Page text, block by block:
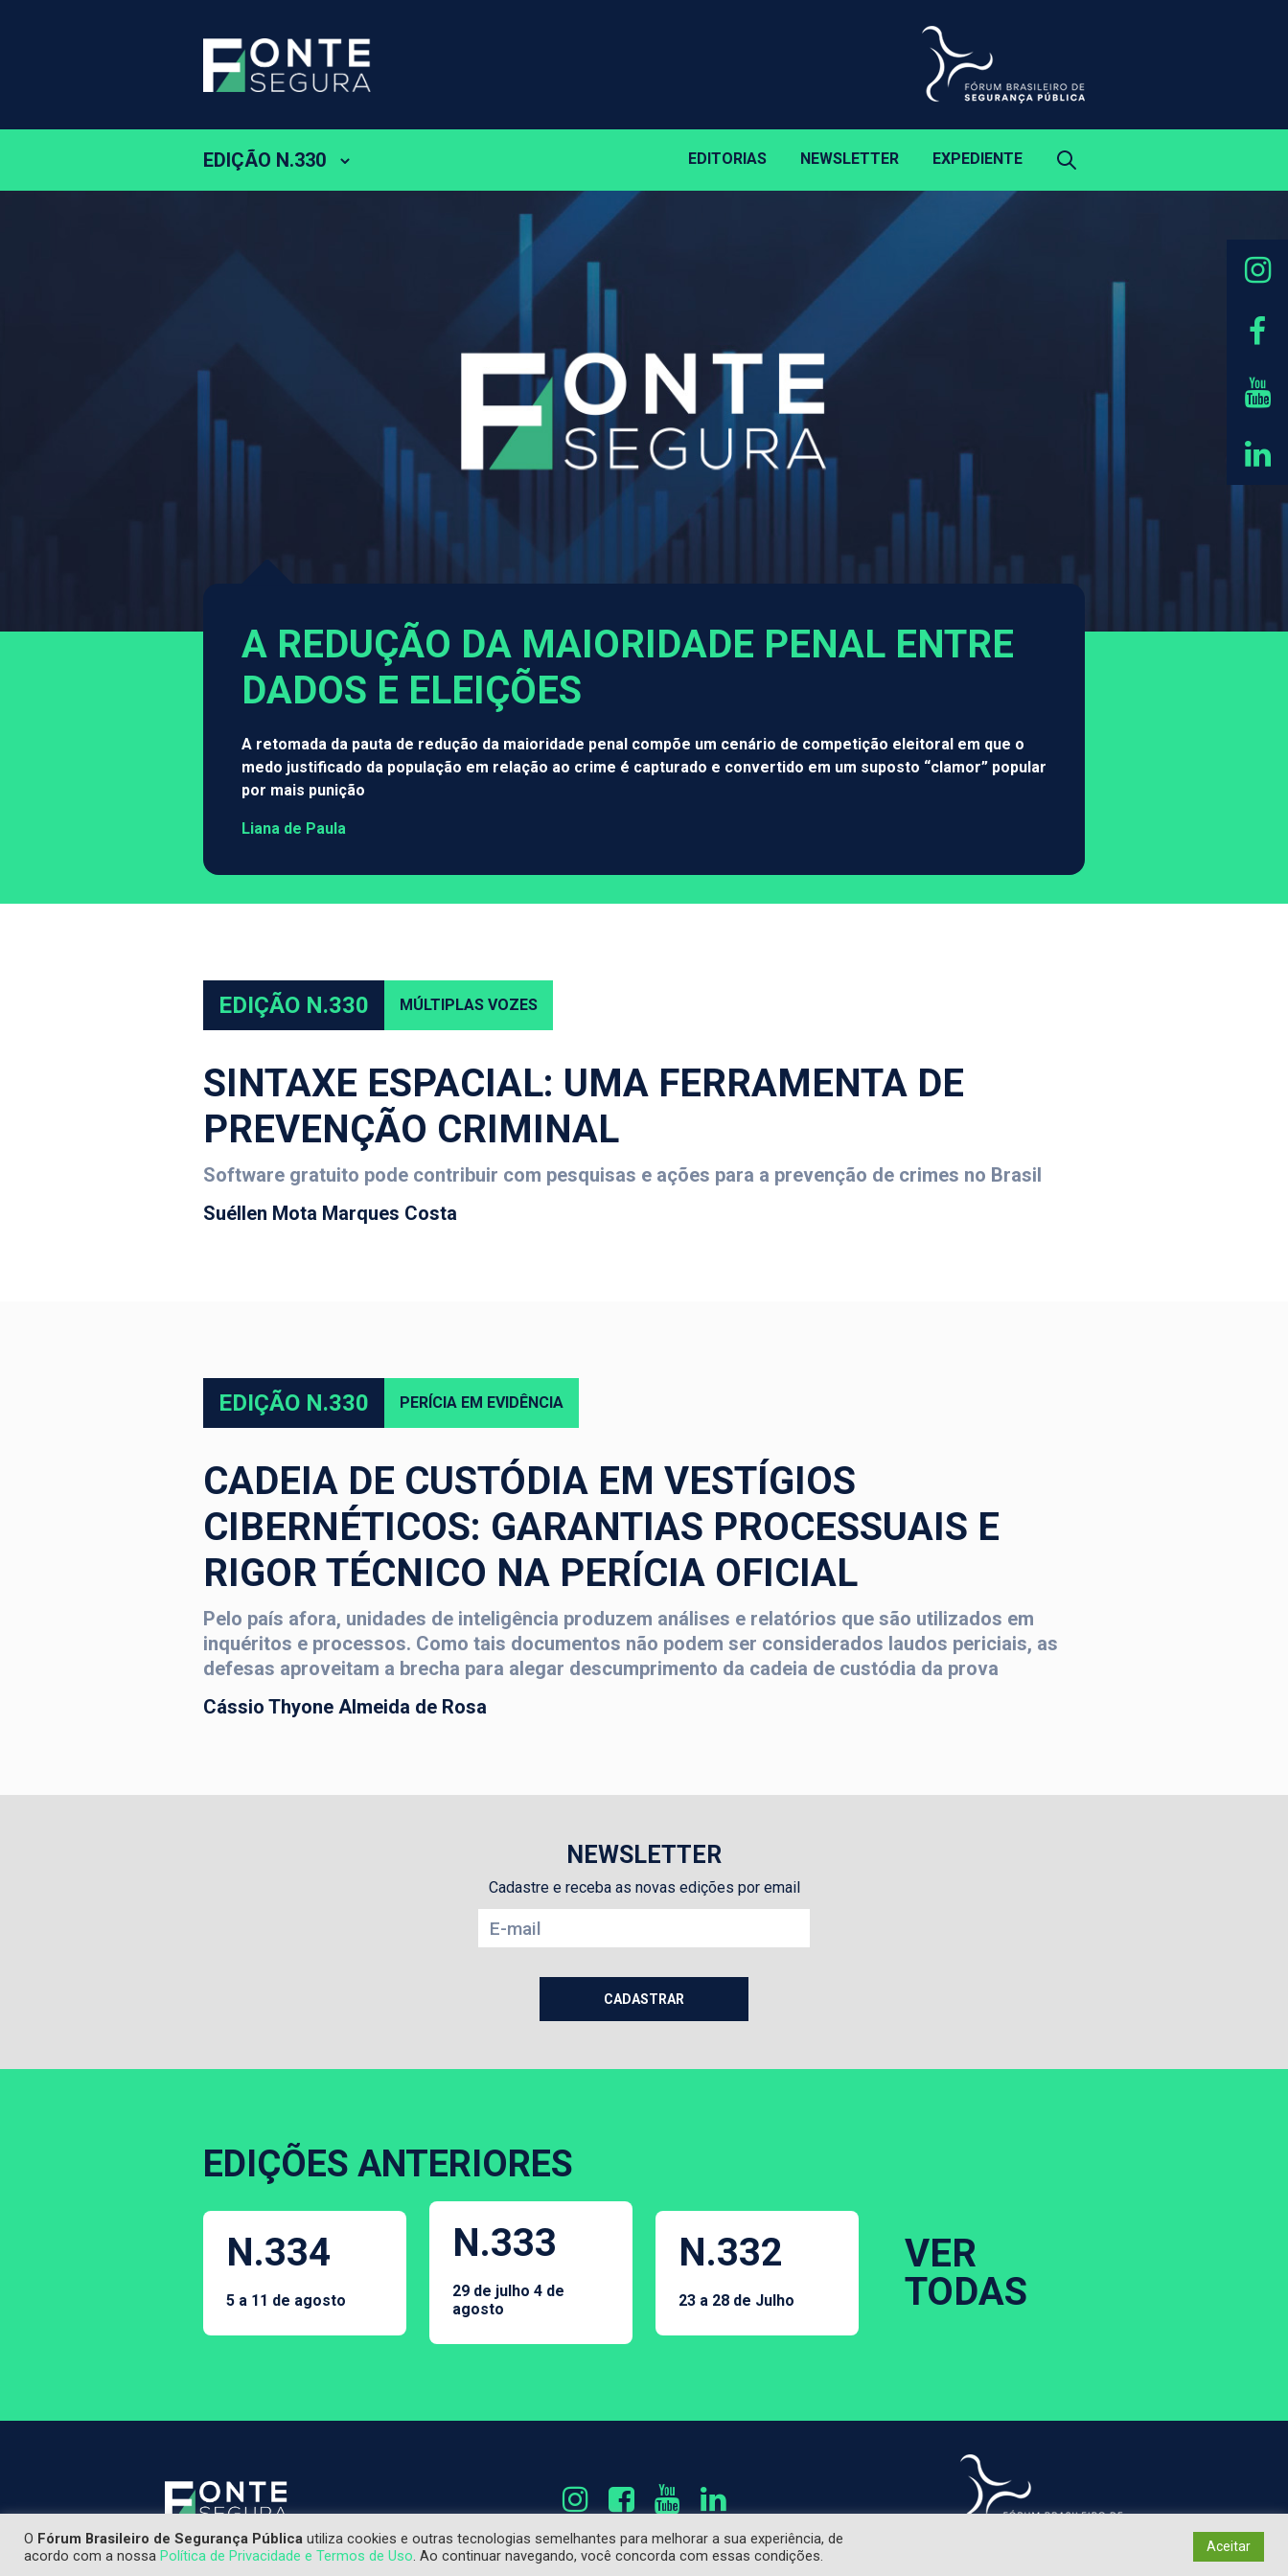
EDIÇÃO N.330 EDITORIAS NEWSLETTER EXPEDIENTE
A REDUÇÃO DA MAIORIDADE PENAL ENTRE
DADOS E ELEIÇÕES
A retomada da pauta de redução da maioridade penal compõe um cenário de competição eleitoral em que o
medo justificado da população em relação ao crime é capturado e convertido em um suposto “clamor” popular
por mais punição
Liana de Paula
EDIÇÃO N.330 MÚLTIPLAS VOZES
SINTAXE ESPACIAL: UMA FERRAMENTA DE
PREVENÇÃO CRIMINAL
Software gratuito pode contribuir com pesquisas e ações para a prevenção de crimes no Brasil
Suéllen Mota Marques Costa
EDIÇÃO N.330 PERÍCIA EM EVIDÊNCIA
CADEIA DE CUSTÓDIA EM VESTÍGIOS
CIBERNÉTICOS: GARANTIAS PROCESSUAIS E
RIGOR TÉCNICO NA PERÍCIA OFICIAL
Pelo país afora, unidades de inteligência produzem análises e relatórios que são utilizados em
inquéritos e processos. Como tais documentos não podem ser considerados laudos periciais, as
defesas aproveitam a brecha para alegar descumprimento da cadeia de custódia da prova
Cássio Thyone Almeida de Rosa
NEWSLETTER
Cadastre e receba as novas edições por email
EDIÇÕES ANTERIORES
N.334
5 a 11 de agosto
N.333
29 de julho 4 de
agosto
N.332
23 a 28 de Julho
VER
TODAS
Os textos publicados não refletem, necessariamente, a opinião do Fonte Segura e são de responsabilidade de seus autores.
O Fórum Brasileiro de Segurança Pública utiliza cookies e outras tecnologias semelhantes para melhorar a sua experiência, de
acordo com a nossa Política de Privacidade e Termos de Uso . Ao continuar navegando, você concorda com essas condições.
Aceitar